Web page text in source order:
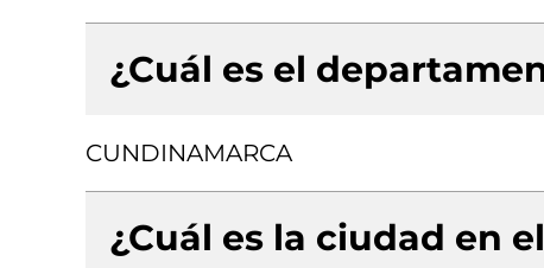
¿Cuál es el
CUNDINAMARCA
¿Cuál es la ciudad en